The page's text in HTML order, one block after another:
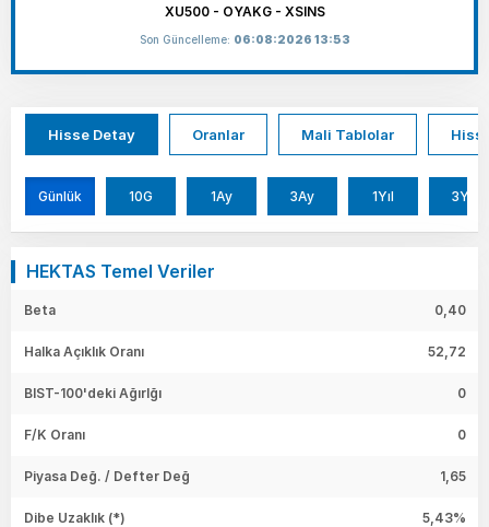
XU500 - OYAKG - XSINS
Son Güncelleme: 06:08:2026 13:53
Hisse Detay Oranlar Mali Tablolar
Günlük 10G 1Ay 3Ay 1Yıl 3Yıl
HEKTAS Temel Veriler
Beta 0,40
Halka Açıklık Oranı 52,72
BIST-100'deki Ağırlğı 0
F/K Oranı 0
Piyasa Değ. / Defter Değ 1,65
Dibe Uzaklık (*) 5,43%